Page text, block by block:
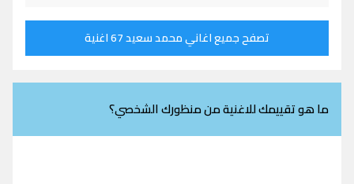
تصفح جميع اغاني محمد سعيد 67 اغنية
ما هو تقييمك للاغنية من منظورك الشخصي؟